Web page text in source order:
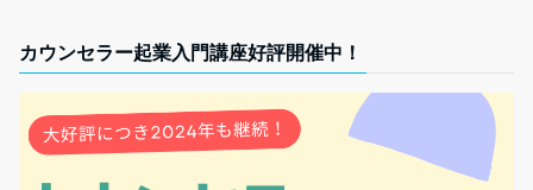
カウンセラー起業入門講座好評開催中！